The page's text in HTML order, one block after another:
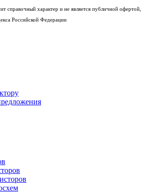
справочный характер и не является публичной офертой,
Российской Федерации